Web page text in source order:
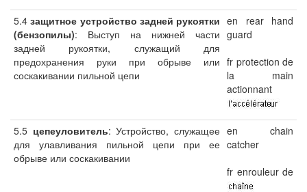
5.4защитное устройство задней рукоятки
(бензопилы): Выступ на нижней части
задней рукоятки, служащий для
предохранения руки при обрыве или
соскакивании пильной цепи
en rear hand
guard
fr protection de
la main
actionnant
5.5 цепеуловитель: Устройство, служащее
для улавливания пильной цепи при ее
обрыве или соскакивании
en chain
catcher
fr enrouleur de